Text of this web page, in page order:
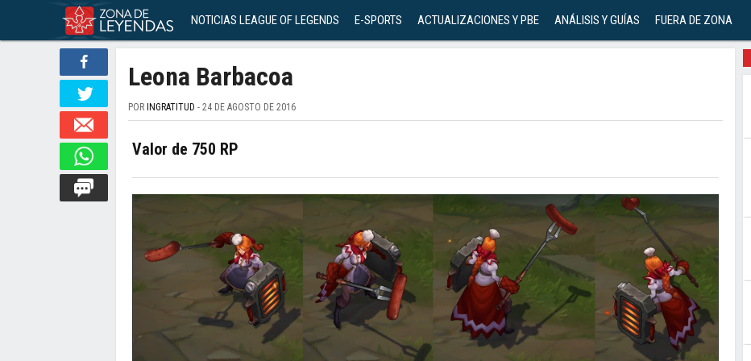
NOTICIAS LEAGUE OF LEGENDS E-SPORTS ACTUALIZACIONES Y PBE ANÁLISIS Y GUÍAS FUERA DE ZONA
Leona Barbacoa
POR INGRATITUD - 24 DE AGOSTO DE 2016
Valor de 750 RP